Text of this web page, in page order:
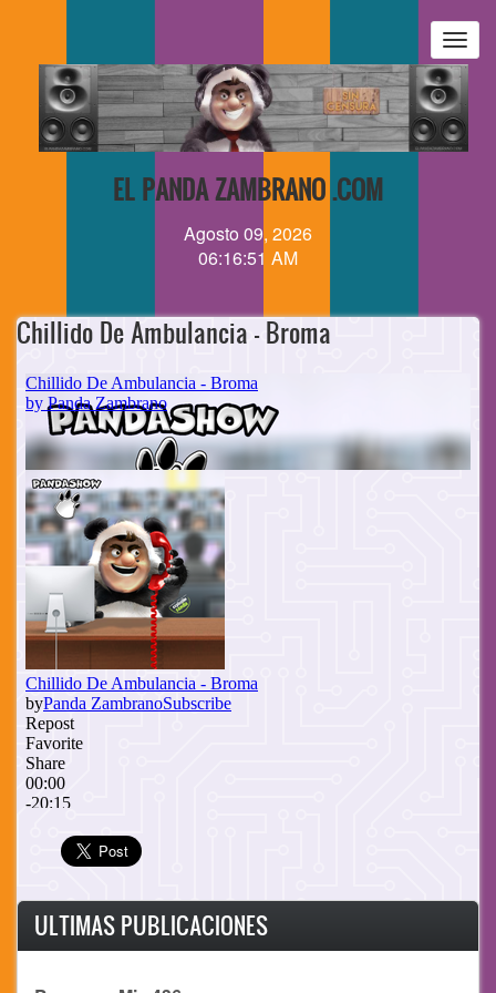
contenido
principal
EL PANDA ZAMBRANO .COM
Agosto 09, 2026
06:16:51 AM
Chillido De Ambulancia - Broma
ULTIMAS PUBLICACIONES